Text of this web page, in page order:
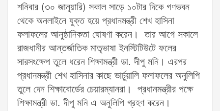
শনিবার (৩০ জানুয়ারি) সকাল সাড়ে ১০টার দিকে গণভবন
থেকে অনলাইনে যুক্ত হয়ে প্রধানমন্ত্রী শেখ হাসিনা
ফলাফলের আনুষ্ঠানিকতা ঘোষণা করেন। তার আগে সকালে
রাজধানীর আন্তর্জাতিক মাতৃভাষা ইনস্টিটিউটে ফলের
সারসংক্ষেপ তুলে ধরেন শিক্ষামন্ত্রী ডা. দীপু মনি। এরপর
প্রধানমন্ত্রী শেখ হাসিনার কাছে ভার্চুয়ালি ফলাফলের অনুলিপি
তুলে দেন শিক্ষাবোর্ডের চেয়ারম্যানরা। প্রধানমন্ত্রীর পক্ষে
শিক্ষামন্ত্রী ডা. দীপু মনি এ অনুলিপি গ্রহণ করেন।